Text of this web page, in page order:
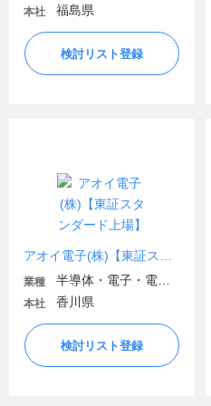
本社 福島県
検討リスト登録
業種
本社 香川県
検討リスト登録